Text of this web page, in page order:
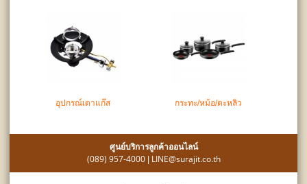
อุปกรณ์เตาแก๊ส กระทะ/หม้อ/ตะหลิว
ศูนย์บริการลูกค้าออนไลน์
(089) 957-4000| LINE@surajit.co.th